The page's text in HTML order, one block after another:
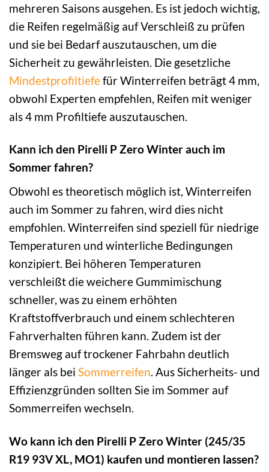
mehreren Saisons ausgehen. Es ist jedoch wichtig,
die Reifen regelmäßig auf Verschleiß zu prüfen
und sie bei Bedarf auszutauschen, um die
Sicherheit zu gewährleisten. Die gesetzliche
Mindestprofiltiefefür Winterreifen beträgt 4 mm,
obwohl Experten empfehlen, Reifen mit weniger
als 4 mm Profiltiefe auszutauschen.
Kann ich den Pirelli P Zero Winter auch im
Sommer fahren?
Obwohl es theoretisch möglich ist, Winterreifen
auch im Sommer zu fahren, wird dies nicht
empfohlen. Winterreifen sind speziell für niedrige
Temperaturen und winterliche Bedingungen
konzipiert. Bei höheren Temperaturen
verschleißt die weichere Gummimischung
schneller, was zu einem erhöhten
Kraftstoffverbrauch und einem schlechteren
Fahrverhalten führen kann. Zudem ist der
Bremsweg auf trockener Fahrbahn deutlich
länger als bei Sommerreifen. Aus Sicherheits- und
Effizienzgründen sollten Sie im Sommer auf
Sommerreifen wechseln.
Wo kann ich den Pirelli P Zero Winter (245/35
R19 93V XL, MO1) kaufen und montieren lassen?